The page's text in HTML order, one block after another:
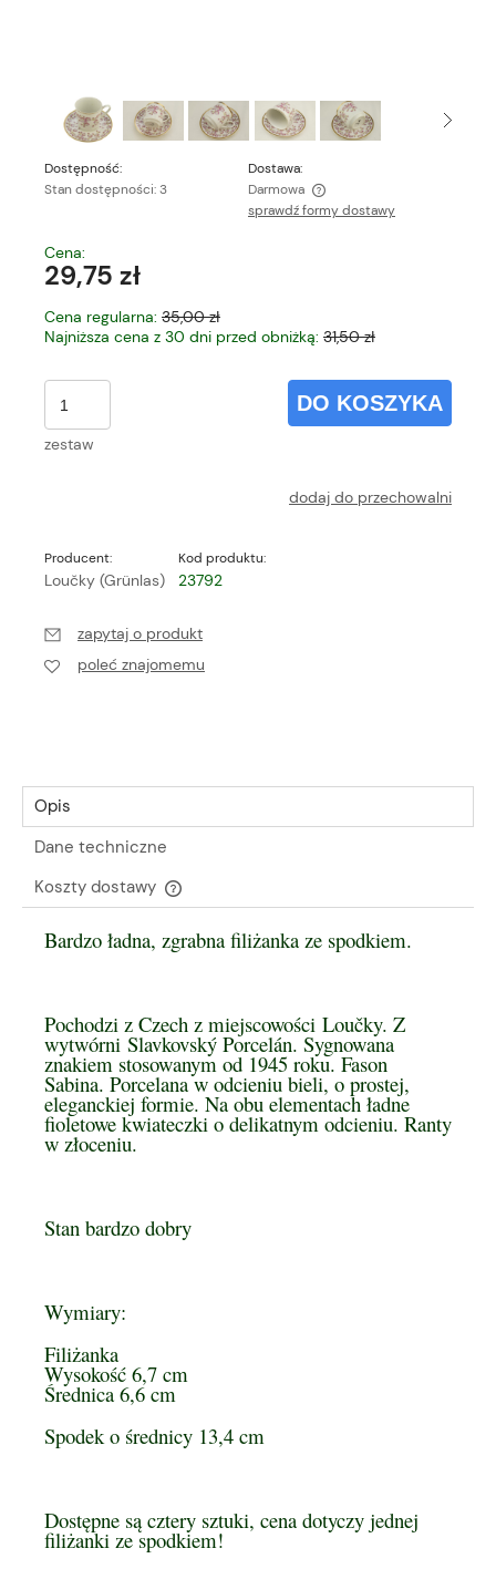
Dostępność:
Stan dostępności: 3
Dostawa:
Darmowa
Cena nie zawiera ewentualnych kosztów płatności
sprawdź formy dostawy
Cena:
29,75 zł
Cena regularna: 35,00 zł
Najniższa cena z 30 dni przed obniżką: 31,50 zł
zestaw
DO KOSZYKA
dodaj do przechowalni
Producent:
Loučky (Grünlas)
Kod produktu:
23792
zapytaj o produkt
poleć znajomemu
Opis
Dane techniczne
Koszty dostawy
Cena nie zawiera ewentualnych kosztów płatności
Bardzo ładna, zgrabna filiżanka ze spodkiem.
Pochodzi z Czech z miejscowości Loučky. Z
wytwórni Slavkovský Porcelán. Sygnowana
znakiem stosowanym od 1945 roku. Fason
Sabina. Porcelana w odcieniu bieli, o prostej,
eleganckiej formie. Na obu elementach ładne
fioletowe kwiateczki o delikatnym odcieniu. Ranty
w złoceniu.
Stan bardzo dobry
Wymiary:
Filiżanka
Wysokość 6,7 cm
Średnica 6,6 cm
Spodek o średnicy 13,4 cm
Dostępne są cztery sztuki, cena dotyczy jednej
filiżanki ze spodkiem!